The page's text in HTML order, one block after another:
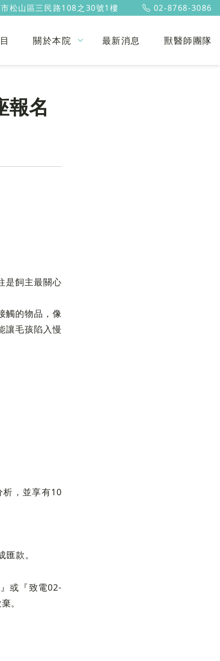
松山區三民路108之30號1樓 02-8768-3086
關於本院 最新消息 獸醫師團隊
報名
是飼主最關心
觸的物品，像
讓毛孩陷入慢
，並享有10
款。
或『致電02-
。